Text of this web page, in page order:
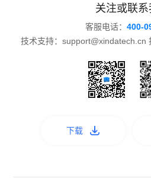
关注或联系
客服电话： 400-
技术支持：support@xindatech.cn
下载